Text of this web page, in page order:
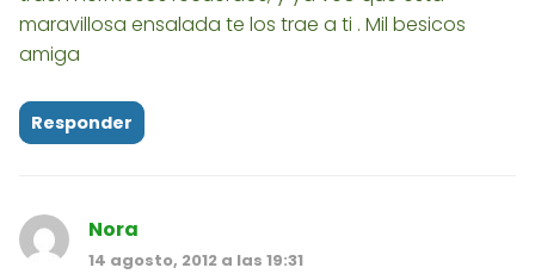
maravillosa ensalada te los trae a ti . Mil besicos
amiga
Responder
Nora
14 agosto, 2012 a las 19:31